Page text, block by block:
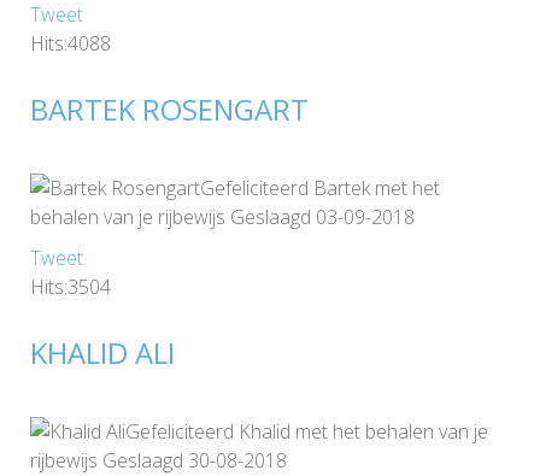
Tweet
Hits:4088
BARTEK ROSENGART
Gefeliciteerd Bartek met het
behalen van je rijbewijs Geslaagd 03-09-2018
Tweet
Hits:3504
KHALID ALI
Gefeliciteerd Khalid met het behalen van je
rijbewijs Geslaagd 30-08-2018